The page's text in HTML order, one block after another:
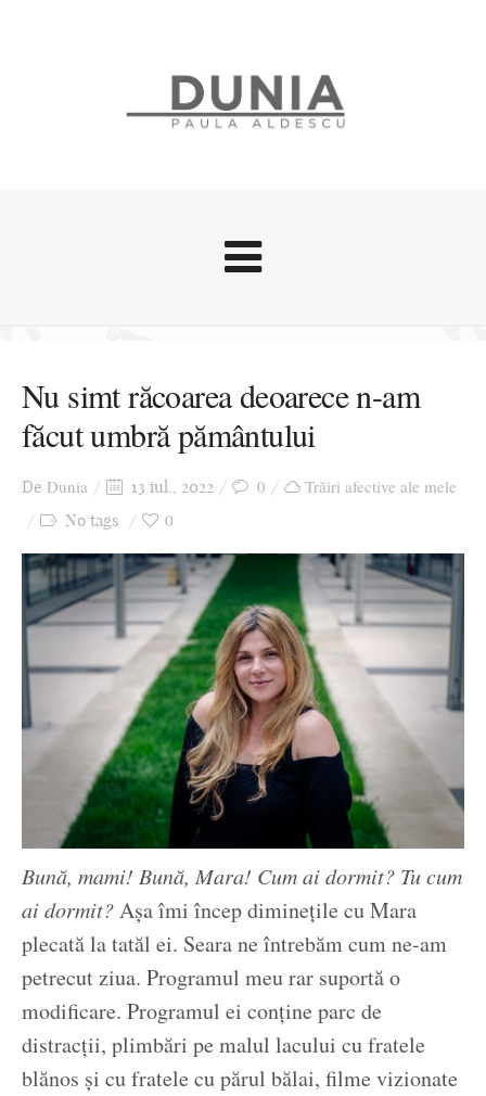
Stari afective
Zice Dunia
Călătorii
Cursuri povestite
Nu simt răcoarea deoarece n-am
făcut umbră pământului
De Dunia 13 iul., 2022 0 Trăiri afective ale mele
No tags 0
Bună, mami! Bună, Mara! Cum ai dormit? Tu cum
ai dormit?Așa îmi încep diminețile cu Mara
plecată la tatăl ei. Seara ne întrebăm cum ne-am
petrecut ziua. Programul meu rar suportă o
modificare. Programul ei conține parc de
distracții, plimbări pe malul lacului cu fratele
blănos și cu fratele cu părul bălai, filme vizionate